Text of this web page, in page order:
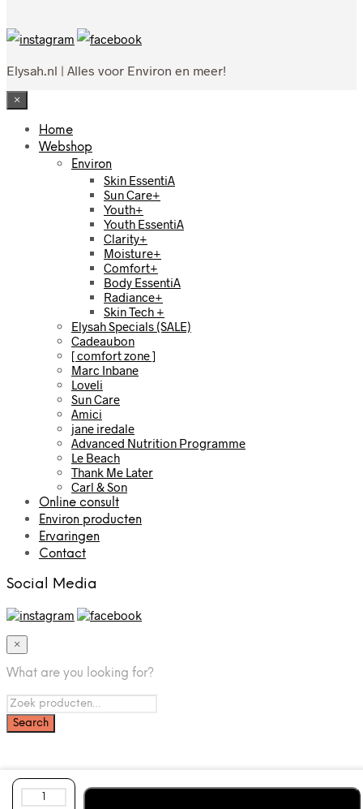
Elysah.nl | Alles voor Environ en meer!
×
Home
Webshop
Environ
Skin EssentiA
Sun Care+
Youth+
Youth EssentiA
Clarity+
Moisture+
Comfort+
Body EssentiA
Radiance+
Skin Tech +
Elysah Specials (SALE)
Cadeaubon
[ comfort zone ]
Marc Inbane
Loveli
Sun Care
Amici
jane iredale
Advanced Nutrition Programme
Le Beach
Thank Me Later
Carl & Son
Online consult
Environ producten
Ervaringen
Contact
Social Media
×
What are you looking for?
LUMINANT